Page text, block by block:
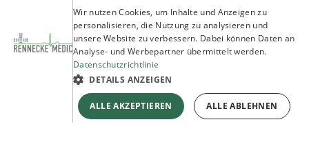
Partner und Referenzen
Entdecken Sie unsere Marken und Partner
Mehr erfahren
ENGLISH
Wir nutzen Cookies, um Inhalte und Anzeigen zu
personalisieren, die Nutzung zu analysieren und
unsere Website zu verbessern. Dabei können Daten an
Analyse- und Werbepartner übermittelt werden.
Datenschutzrichtlinie
DETAILS ANZEIGEN
ALLE AKZEPTIEREN ALLE ABLEHNEN